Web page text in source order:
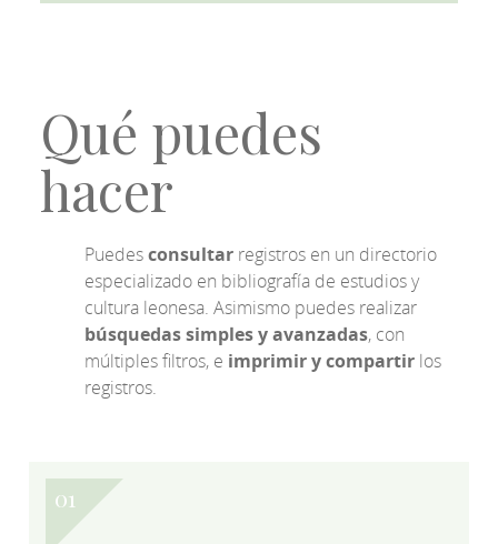
Qué puedes
hacer
Puedesconsultar registros en un directorio
especializado en bibliografía de estudios y
cultura leonesa. Asimismo puedes realizar
búsquedas simples y avanzadas, con
múltiples filtros, e imprimir y compartir los
registros.